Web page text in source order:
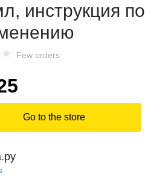
инструкция по
Few orders
Go to the store